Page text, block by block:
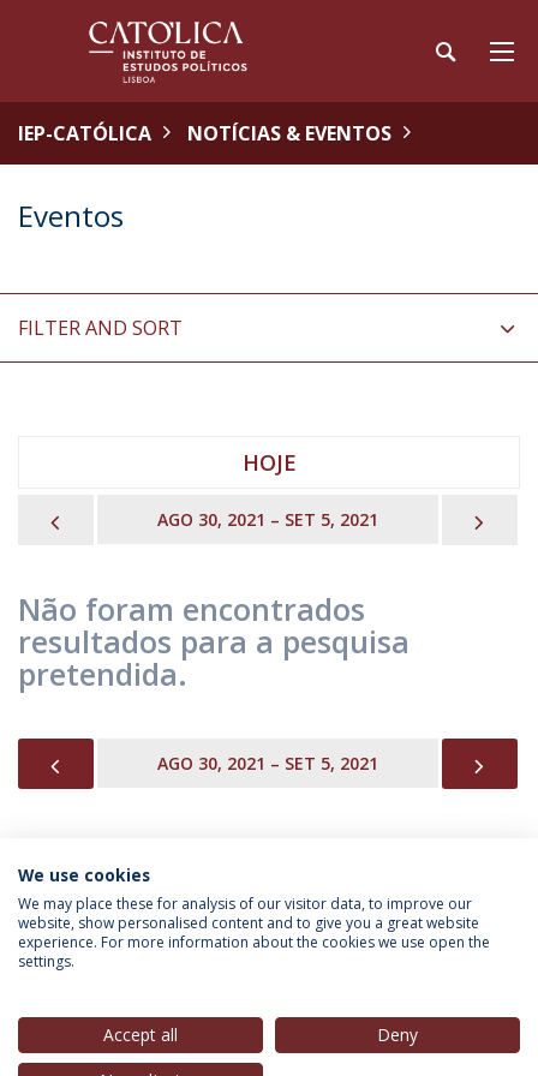
IEP-CATÓLICA NOTÍCIAS & EVENTOS
Eventos
FILTER AND SORT
HOJE
PREVIOUSAGO 30, 2021 – SET 5, 2021
Não foram encontrados
resultados para a pesquisa
pretendida.
PREVIOUSAGO 30, 2021 – SET 5, 2021
INFORMAÇÃO PARA
We use cookies
We may place these for analysis of our visitor data, to improve our
website, show personalised content and to give you a great website
experience. For more information about the cookies we use open the
settings.
Accept all
Deny